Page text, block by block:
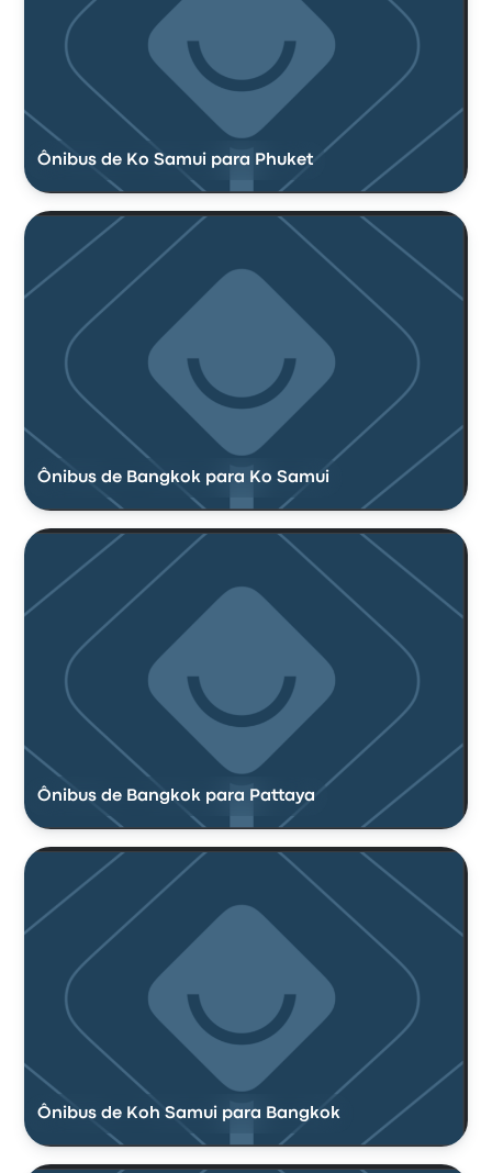
Ônibus de Ko Samui para Phuket
Ônibus de Bangkok para Ko Samui
Ônibus de Bangkok para Pattaya
Ônibus de Koh Samui para Bangkok